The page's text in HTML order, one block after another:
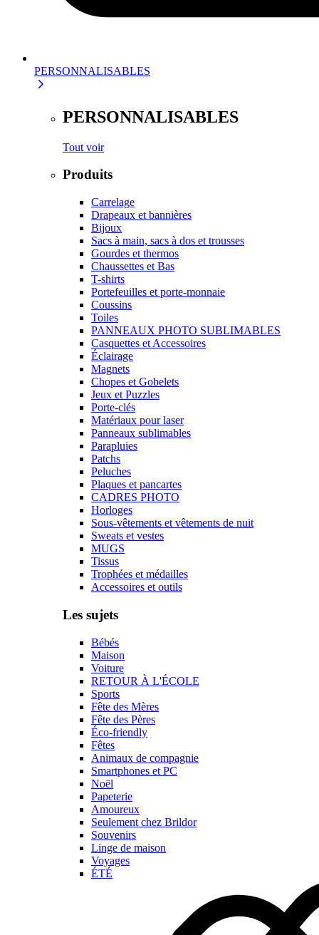
PERSONNALISABLES
PERSONNALISABLES
Tout voir
Produits
Carrelage
Drapeaux et bannières
Bijoux
Sacs à main, sacs à dos et trousses
Gourdes et thermos
Chaussettes et Bas
T-shirts
Portefeuilles et porte-monnaie
Coussins
Toiles
PANNEAUX PHOTO SUBLIMABLES
Casquettes et Accessoires
Éclairage
Magnets
Chopes et Gobelets
Jeux et Puzzles
Porte-clés
Matériaux pour laser
Panneaux sublimables
Parapluies
Patchs
Peluches
Plaques et pancartes
CADRES PHOTO
Horloges
Sous-vêtements et vêtements de nuit
Sweats et vestes
MUGS
Tissus
Trophées et médailles
Accessoires et outils
Les sujets
Bébés
Maison
Voiture
RETOUR À L'ÉCOLE
Sports
Fête des Mères
Fête des Pères
Éco-friendly
Fêtes
Animaux de compagnie
Smartphones et PC
Noël
Papeterie
Amoureux
Seulement chez Brildor
Souvenirs
Linge de maison
Voyages
ÉTÉ